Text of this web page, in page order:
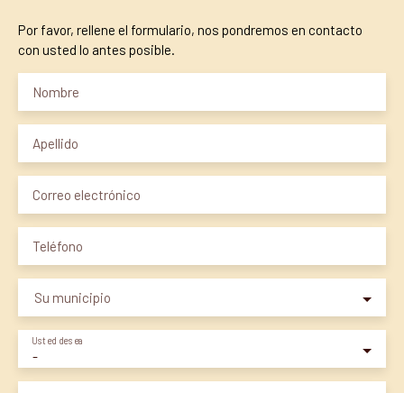
Por favor, rellene el formulario, nos pondremos en contacto
con usted lo antes posible.
Nombre
Apellido
Correo electrónico
Teléfono
Su municipio
-
Usted desea